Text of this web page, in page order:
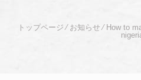
トップページ ⁄ お知らせ⁄ How to